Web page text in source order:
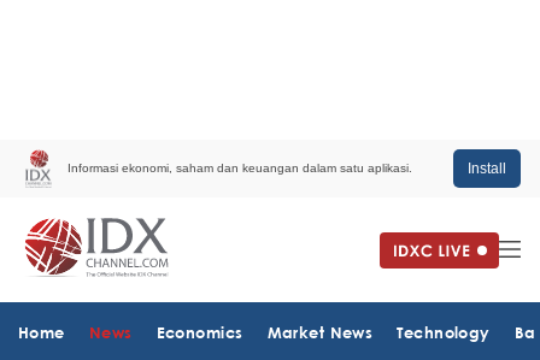
Informasi ekonomi, saham dan keuangan dalam satu aplikasi. Install
Home News Economics Market News Technology